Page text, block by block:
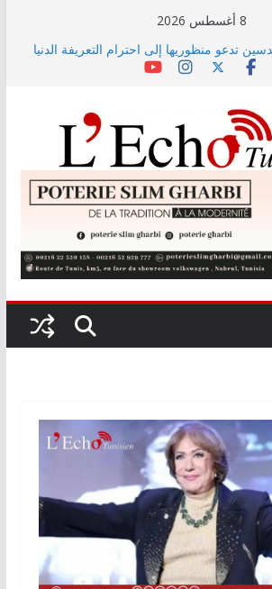
8 أغسطس 2026
تدعو منظوريها إلى احترام التعريفة الدنيا
يلتقي جمهور بنزرت في تجربة موسيقية
الفنان بالجمهور
ماي 2026
باستور مركزا إقليميا لشمال إفريقيا في مراقبة
الصحي والبيئة